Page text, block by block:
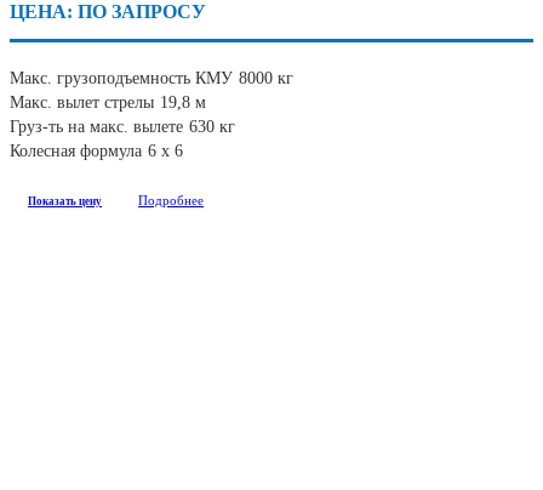
ЦЕНА: ПО ЗАПРОСУ
Макс. грузоподъемность КМУ 8000 кг
Макс. вылет стрелы 19,8 м
Груз-ть на макс. вылете 630 кг
Колесная формула 6 х 6
Показать цену Подробнее